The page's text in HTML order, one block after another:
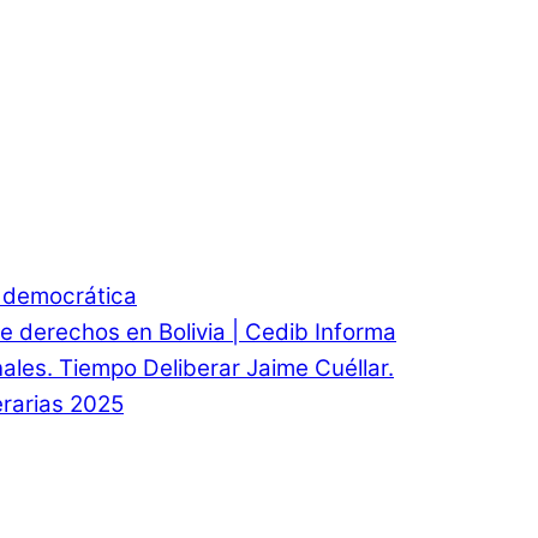
derechos en Bolivia | Cedib Informa
Tiempo Deliberar Jaime Cuéllar.
2025